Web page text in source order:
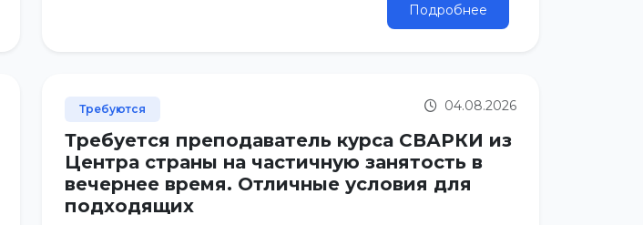
Подробнее
Требуются 04.08.2026
Требуется преподаватель курса СВАРКИ из
Центра страны на частичную занятость в
вечернее время. Отличные условия для
подходящих